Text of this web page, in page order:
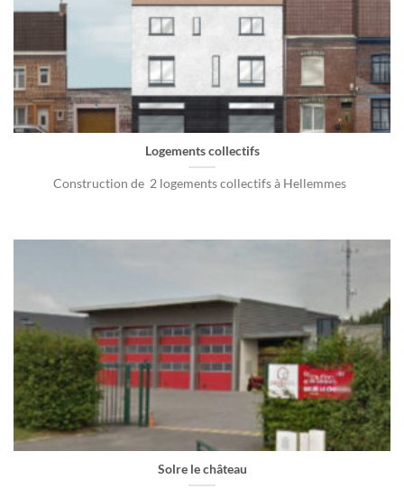
Logements collectifs
Construction de 2 logements collectifs à Hellemmes
Solre le château